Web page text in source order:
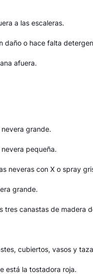
a las escaleras.
daño o hace falta
afuera.
grande.
pequeña.
neveras con X o spray
grande.
tres canastas de madera
cubiertos, vasos y
está la tostadora roja.